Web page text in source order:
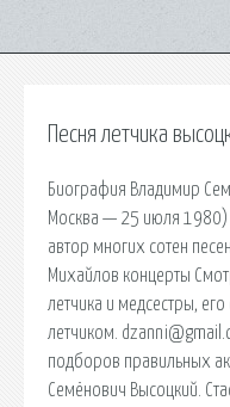
Песня летчика
Биография Владимир
Москва — 25 июля 1980)
автор многих сотен
Михайлов концерты
летчика и медсестры,
летчиком.
подборов правильных
Семёнович Высоцкий.